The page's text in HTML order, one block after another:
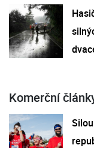
Komerční